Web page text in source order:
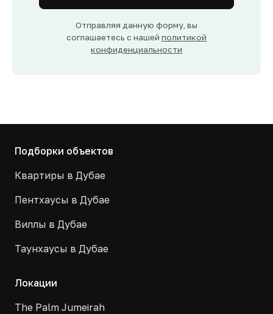
Отправляя данную форму, вы
соглашаетесь с нашей политикой
конфиденциальности
Подборки объектов
Квартиры в Дубае
Пентхаусы в Дубае
Виллы в Дубае
Таунхаусы в Дубае
Локации
The Palm Jumeirah